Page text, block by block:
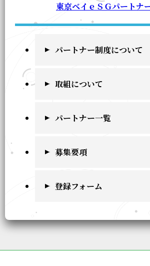
東京ベイｅＳＧパートナ
パートナー制度について
取組について
パートナー一覧
募集要項
登録フォーム